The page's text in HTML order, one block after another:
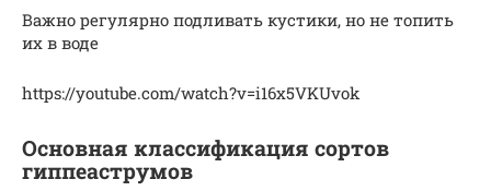
Важно регулярно подливать кустики, но не топить
их в воде
https://youtube.com/watch?v=i16x5VKUvok
Основная классификация сортов
гиппеаструмов